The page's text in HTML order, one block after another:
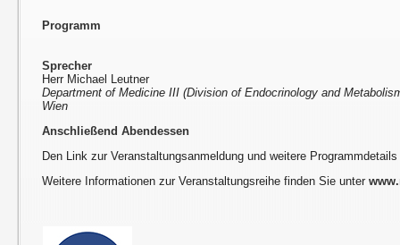
Programm
Sprecher
Herr Michael Leutner
Department of Medicine III (Division of Endocrinology and
Wien
Anschließend Abendessen
Den Link zur Veranstaltungsanmeldung und weitere
Weitere Informationen zur Veranstaltungsreihe finden Sie unter